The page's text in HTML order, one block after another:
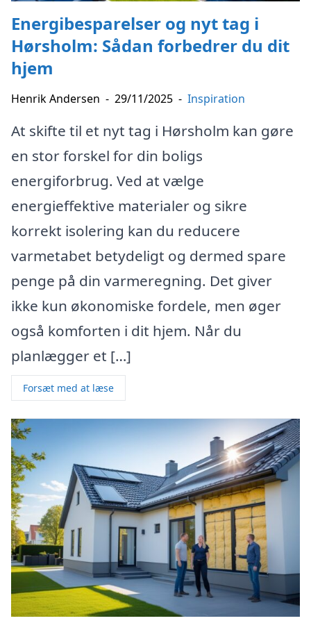
Energibesparelser og nyt tag i
Hørsholm: Sådan forbedrer du dit
hjem
Henrik Andersen - 29/11/2025 - Inspiration
At skifte til et nyt tag i Hørsholm kan gøre
en stor forskel for din boligs
energiforbrug. Ved at vælge
energieffektive materialer og sikre
korrekt isolering kan du reducere
varmetabet betydeligt og dermed spare
penge på din varmeregning. Det giver
ikke kun økonomiske fordele, men øger
også komforten i dit hjem. Når du
planlægger et […]
Forsæt med at læse